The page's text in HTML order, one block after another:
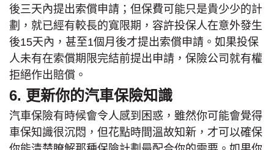
後三天內提出索償申請；但保費可能只是貴少少的計
劃，就已經有較長的寬限期，容許投保人在意外發生
後15天內，甚至1個月後才提出索償申請。如果投保
人未有在索償期限完結前提出申請，保險公司就有權
拒絕作出賠償。
6. 更新你的汽車保險知識
汽車保險有時候會令人感到困惑，雖然你可能會覺得
車保知識很沉悶，但花點時間溫故知新，才可以確保